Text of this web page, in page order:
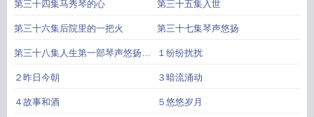
第三十四集马秀琴的心 第三十五集入世
第三十六集后院里的一把火 第三十七集琴声悠扬
第三十八集人生第一部琴声悠扬完
结
１纷纷扰扰
２昨日今朝 ３暗流涌动
４故事和酒 ５悠悠岁月